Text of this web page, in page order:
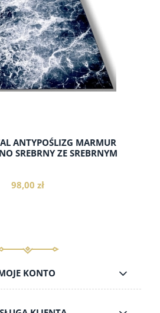
ANTYPOŚLIZG MARMUR
SREBRNY ZE SREBRNYM
98,00 zł
KONTO